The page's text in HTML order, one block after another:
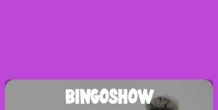
BINGOSHOW